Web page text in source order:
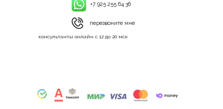
консультанты онлайн с 12 до 20 мск
+7 925 255 64 36
перезвоните мне